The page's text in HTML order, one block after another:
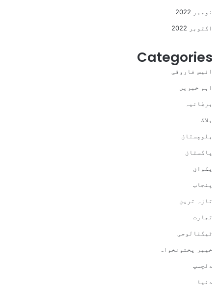
نومبر 2022
اکتوبر 2022
Categories
انیس فاروقی
اہم خبریں
برطانیہ
بلاگ
بلوچستان
پاکستان
پکوان
پنجاب
تازہ ترین
تجارت
ٹیکنالوجی
خیبر پختونخواہ
دلچسپ
دنیا